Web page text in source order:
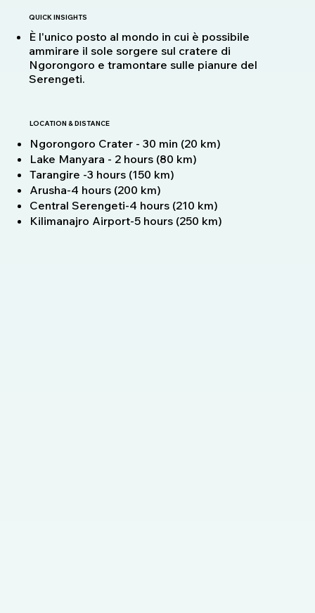
QUICK INSIGHTS
È l'unico posto al mondo in cui è possibile
ammirare il sole sorgere sul cratere di
Ngorongoro e tramontare sulle pianure del
Serengeti.
LOCATION & DISTANCE
Ngorongoro Crater - 30 min (20 km)
Lake Manyara - 2 hours (80 km)
Tarangire -3 hours (150 km)
Arusha-4 hours (200 km)
Central Serengeti-4 hours (210 km)
Kilimanajro Airport-5 hours (250 km)